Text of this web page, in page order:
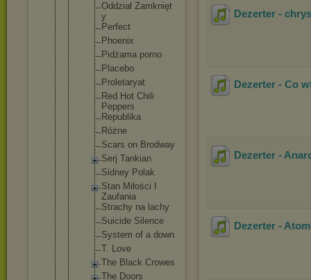
Oddział Zamknięt
y
Perfect
Phoenix
Pidżama porno
Placebo
Proletaryat
Red Hot Chili
Peppers
Republika
Różne
Scars on Brodway
Serj Tankian
Sidney Polak
Stan Miłości I
Zaufania
Strachy na lachy
Suicide Silence
System of a down
T. Love
The Black Crowes
The Doors
Dezerter -
Dezerter - Co
Dezerter -
Dezerter -